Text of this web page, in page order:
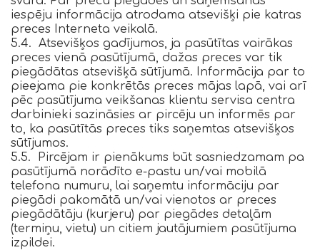
iespēju informācija atrodama atsevišķi pie katras
preces Interneta veikalā.
5.4. Atsevišķos gadījumos, ja pasūtītas vairākas
preces vienā pasūtījumā, dažas preces var tik
piegādātas atsevišķā sūtījumā. Informācija par to
pieejama pie konkrētās preces mājas lapā, vai arī
pēc pasūtījuma veikšanas klientu servisa centra
darbinieki sazināsies ar pircēju un informēs par
to, ka pasūtītās preces tiks saņemtas atsevišķos
sūtījumos.
5.5. Pircējam ir pienākums būt sasniedzamam pa
pasūtījumā norādīto e-pastu un/vai mobilā
telefona numuru, lai saņemtu informāciju par
piegādi pakomātā un/vai vienotos ar preces
piegādātāju (kurjeru) par piegādes detaļām
(termiņu, vietu) un citiem jautājumiem pasūtījuma
izpildei.